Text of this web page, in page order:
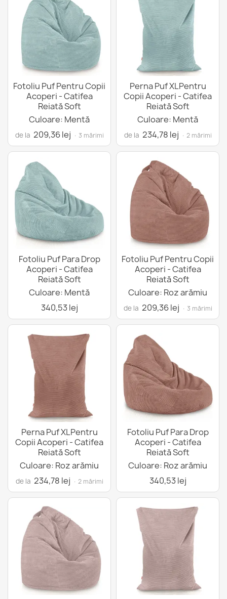
Fotoliu Puf Pentru Copii
Acoperi - Catifea
Reiată Soft
Culoare: Mentă
de la 209,36 lej · 3 mărimi
Perna Puf XLPentru
Copii Acoperi - Catifea
Reiată Soft
Culoare: Mentă
de la 234,78 lej · 2 mărimi
Fotoliu Puf Para Drop
Acoperi - Catifea
Reiată Soft
Culoare: Mentă
340,53 lej
Fotoliu Puf Pentru Copii
Acoperi - Catifea
Reiată Soft
Culoare: Roz arămiu
de la 209,36 lej · 3 mărimi
Perna Puf XLPentru
Copii Acoperi - Catifea
Reiată Soft
Culoare: Roz arămiu
de la 234,78 lej · 2 mărimi
Fotoliu Puf Para Drop
Acoperi - Catifea
Reiată Soft
Culoare: Roz arămiu
340,53 lej